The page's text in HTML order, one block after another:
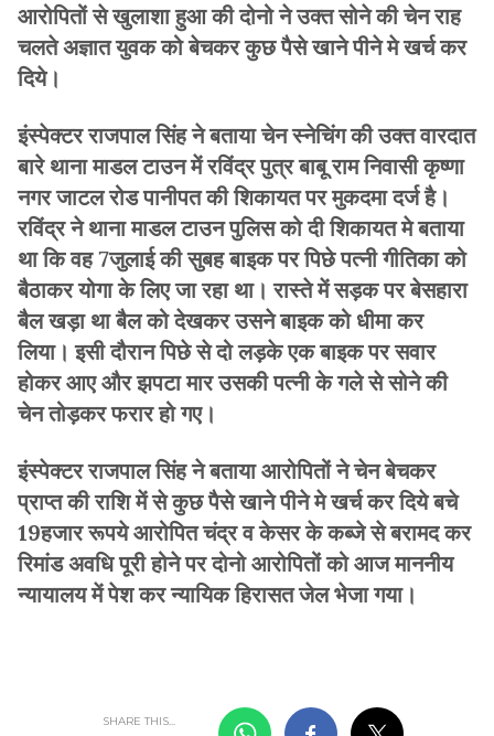
आरोपितों से खुलाशा हुआ की दोनो ने उक्त सोने की चेन राह
चलते अज्ञात युवक को बेचकर कुछ पैसे खाने पीने मे खर्च कर
दिये।
इंस्पेक्टर राजपाल सिंह ने बताया चेन स्नेचिंग की उक्त वारदात
बारे थाना माडल टाउन में रविंद्र पुत्र बाबू राम निवासी कृष्णा
नगर जाटल रोड पानीपत की शिकायत पर मुकदमा दर्ज है।
रविंद्र ने थाना माडल टाउन पुलिस को दी शिकायत मे बताया
था कि वह 7जुलाई की सुबह बाइक पर पिछे पत्नी गीतिका को
बैठाकर योगा के लिए जा रहा था। रास्ते में सड़क पर बेसहारा
बैल खड़ा था बैल को देखकर उसने बाइक को धीमा कर
लिया। इसी दौरान पिछे से दो लड़के एक बाइक पर सवार
होकर आए और झपटा मार उसकी पत्नी के गले से सोने की
चेन तोड़कर फरार हो गए।
इंस्पेक्टर राजपाल सिंह ने बताया आरोपितों ने चेन बेचकर
प्राप्त की राशि में से कुछ पैसे खाने पीने मे खर्च कर दिये बचे
19हजार रूपये आरोपित चंद्र व केसर के कब्जे से बरामद कर
रिमांड अवधि पूरी होने पर दोनो आरोपितों को आज माननीय
न्यायालय में पेश कर न्यायिक हिरासत जेल भेजा गया।
SHARE THIS...